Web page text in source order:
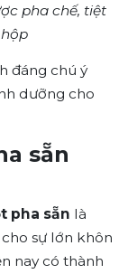
pha chế, tiệt
đáng chú ý
dưỡng cho
sẵn
pha sẵn là
sự lớn khôn
nay có thành